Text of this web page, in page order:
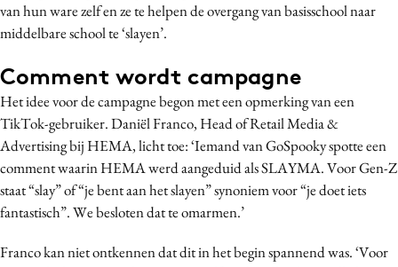
van hun ware zelf en ze te helpen de overgang van basisschool naar
middelbare school te ‘slayen’.
Comment wordt campagne
Het idee voor de campagne begon met een opmerking van een
TikTok-gebruiker. Daniël Franco, Head of Retail Media &
Advertising bij HEMA, licht toe: ‘Iemand van GoSpooky spotte een
comment waarin HEMA werd aangeduid als SLAYMA. Voor Gen-Z
staat “slay” of “je bent aan het slayen” synoniem voor “je doet iets
fantastisch”. We besloten dat te omarmen.’
Franco kan niet ontkennen dat dit in het begin spannend was. ‘Voor